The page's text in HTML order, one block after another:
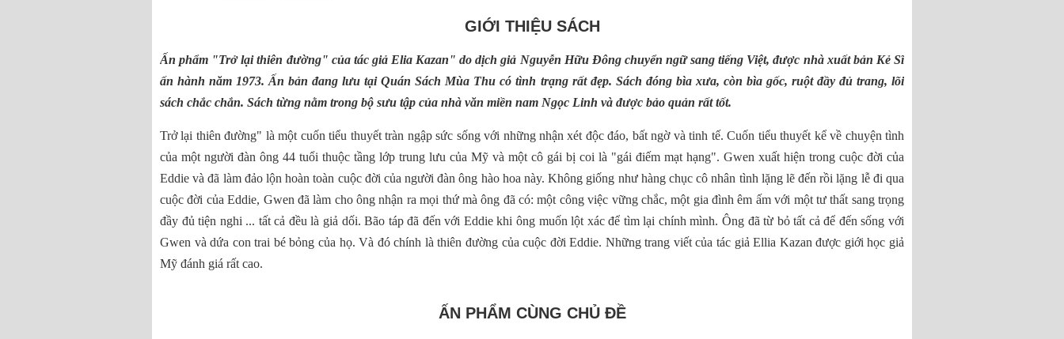
GIỚI THIỆU SÁCH
Ấn phẩm "Trở lại thiên đường" của tác giả Elia Kazan" do dịch giả Nguyễn Hữu Đông chuyển ngữ sang tiếng Việt, được nhà xuất bản Kẻ Sĩ
ấn hành năm 1973. Ấn bản đang lưu tại Quán Sách Mùa Thu có tình trạng rất đẹp. Sách đóng bìa xưa, còn bìa gốc, ruột đầy đủ trang, lõi
sách chắc chắn. Sách từng nằm trong bộ sưu tập của nhà văn miền nam Ngọc Linh và được bảo quản rất tốt.
Trở lại thiên đường" là một cuốn tiểu thuyết tràn ngập sức sống với những nhận xét độc đáo, bất ngờ và tinh tế. Cuốn tiểu thuyết kể về chuyện tình
của một người đàn ông 44 tuổi thuộc tầng lớp trung lưu của Mỹ và một cô gái bị coi là "gái điếm mạt hạng". Gwen xuất hiện trong cuộc đời của
Eddie và đã làm đảo lộn hoàn toàn cuộc đời của người đàn ông hào hoa này. Không giống như hàng chục cô nhân tình lặng lẽ đến rồi lặng lễ đi qua
cuộc đời của Eddie, Gwen đã làm cho ông nhận ra mọi thứ mà ông đã có: một công việc vững chắc, một gia đình êm ấm với một tư thất sang trọng
đầy đủ tiện nghi ... tất cả đều là giả dối. Bão táp đã đến với Eddie khi ông muốn lột xác để tìm lại chính mình. Ông đã từ bỏ tất cả để đến sống với
Gwen và dứa con trai bé bỏng của họ. Và đó chính là thiên đường của cuộc đời Eddie. Những trang viết của tác giả Ellia Kazan được giới học giả
Mỹ đánh giá rất cao.
ẤN PHẨM CÙNG CHỦ ĐỀ